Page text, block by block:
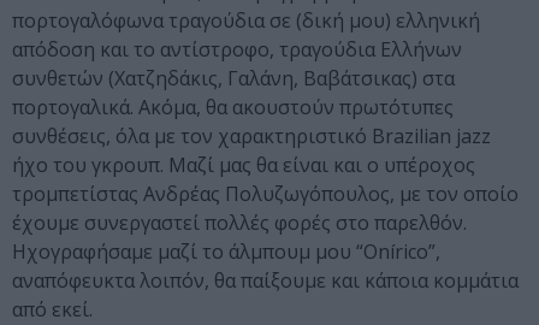
πορτογαλόφωνα τραγούδια σε (δική μου) ελληνική
απόδοση και το αντίστροφο, τραγούδια Ελλήνων
συνθετών (Χατζηδάκις, Γαλάνη, Βαβάτσικας) στα
πορτογαλικά. Ακόμα, θα ακουστούν πρωτότυπες
συνθέσεις, όλα με τον χαρακτηριστικό Brazilian jazz
ήχο του γκρουπ. Μαζί μας θα είναι και ο υπέροχος
τρομπετίστας Ανδρέας Πολυζωγόπουλος, με τον οποίο
έχουμε συνεργαστεί πολλές φορές στο παρελθόν.
Ηχογραφήσαμε μαζί το άλμπουμ μου “Onírico”,
αναπόφευκτα λοιπόν, θα παίξουμε και κάποια κομμάτια
από εκεί.